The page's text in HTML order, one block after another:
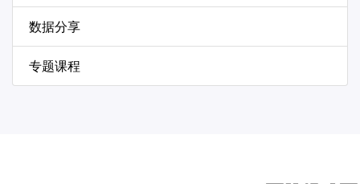
数据分享
专题课程